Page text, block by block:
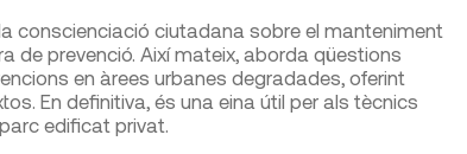
conscienciació ciutadana sobre el manteniment
de prevenció. Així mateix, aborda qüestions
en àrees urbanes degradades, oferint
En definitiva, és una eina útil per als tècnics
edificat privat.